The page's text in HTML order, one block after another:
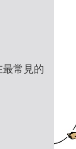
常見的